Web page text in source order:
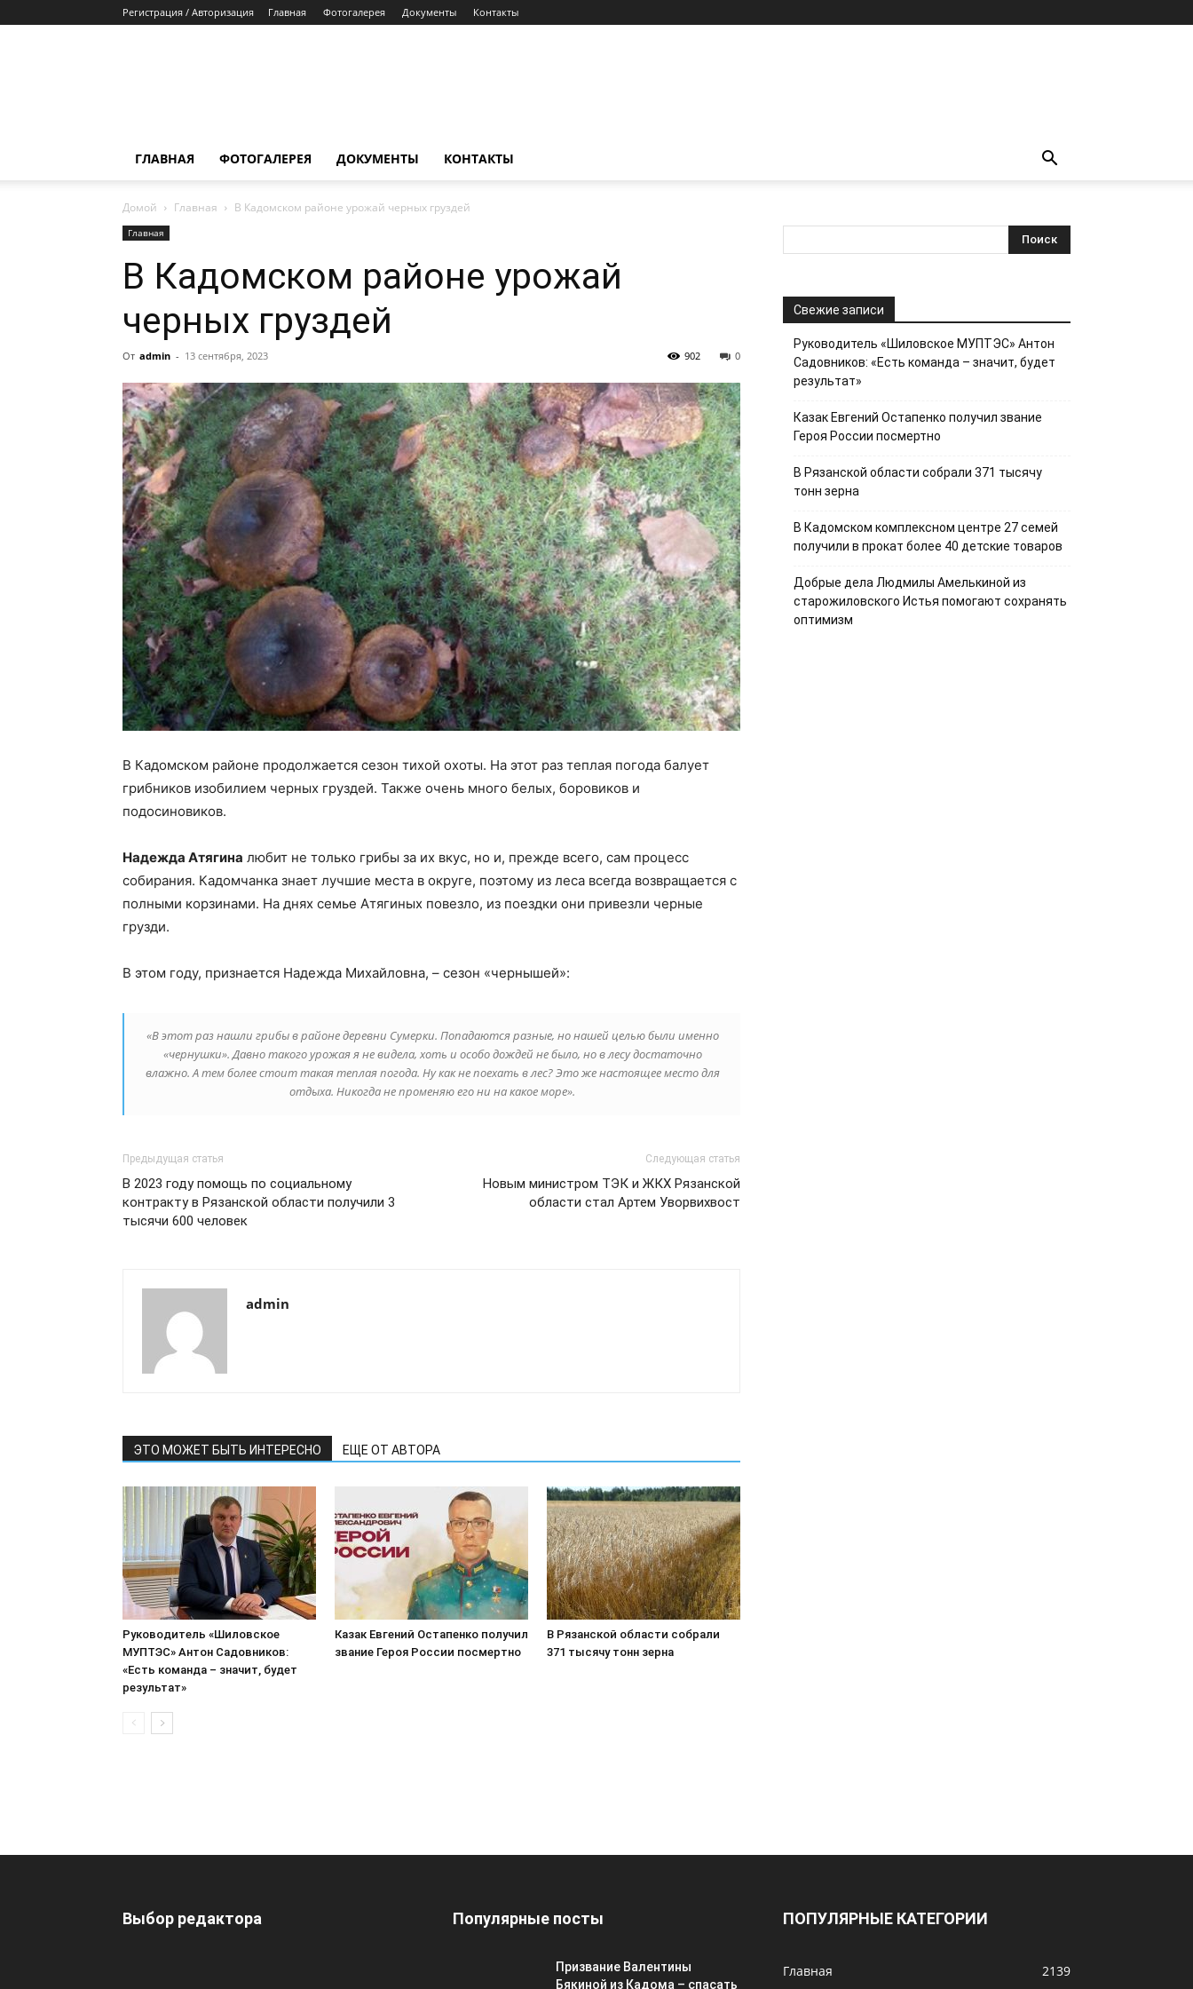
Регистрация / Авторизация Главная Фотогалерея Документы Контакты
ГЛАВНАЯ ФОТОГАЛЕРЕЯ ДОКУМЕНТЫ КОНТАКТЫ
Домой Главная В Кадомском районе урожай черных груздей
Главная
В Кадомском районе урожай
черных груздей
От admin - 13 сентября, 2023 0
902
В Кадомском районе продолжается сезон тихой охоты. На этот раз теплая погода балует
грибников изобилием черных груздей. Также очень много белых, боровиков и
подосиновиков.
Надежда Атягина любит не только грибы за их вкус, но и, прежде всего, сам процесс
собирания. Кадомчанка знает лучшие места в округе, поэтому из леса всегда возвращается с
полными корзинами. На днях семье Атягиных повезло, из поездки они привезли черные
грузди.
В этом году, признается Надежда Михайловна, – сезон «чернышей»:
«В этот раз нашли грибы в районе деревни Сумерки. Попадаются разные, но нашей целью были именно
«чернушки». Давно такого урожая я не видела, хоть и особо дождей не было, но в лесу достаточно
влажно. А тем более стоит такая теплая погода. Ну как не поехать в лес? Это же настоящее место для
отдыха. Никогда не променяю его ни на какое море».
Предыдущая статья
В 2023 году помощь по социальному
контракту в Рязанской области получили 3
тысячи 600 человек
Следующая статья
Новым министром ТЭК и ЖКХ Рязанской
области стал Артем Уворвихвост
admin
ЭТО МОЖЕТ БЫТЬ ИНТЕРЕСНО ЕЩЕ ОТ АВТОРА
Руководитель «Шиловское
МУПТЭС» Антон Садовников:
«Есть команда – значит, будет
результат»
Казак Евгений Остапенко получил
звание Героя России посмертно
В Рязанской области собрали
371 тысячу тонн зерна
Свежие записи
Руководитель «Шиловское МУПТЭС» Антон
Садовников: «Есть команда – значит, будет
результат»
Казак Евгений Остапенко получил звание
Героя России посмертно
В Рязанской области собрали 371 тысячу
тонн зерна
В Кадомском комплексном центре 27 семей
получили в прокат более 40 детские товаров
Добрые дела Людмилы Амелькиной из
старожиловского Истья помогают сохранять
оптимизм
Выбор редактора Популярные посты
Призвание Валентины
Бякиной из Кадома – спасать
ПОПУЛЯРНЫЕ КАТЕГОРИИ
Главная 2139